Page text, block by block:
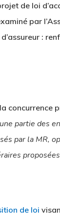
de loi
par
:
concurrence
partie des
par la MR,
de loi